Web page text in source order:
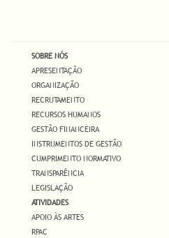
SOBRE NÓS
APRESENTAÇÃO
ORGANIZAÇÃO
RECRUTAMENTO
RECURSOS HUMANOS
GESTÃO FINANCEIRA
INSTRUMENTOS DE GESTÃO
CUMPRIMENTO NORMATIVO
TRANSPARÊNCIA
LEGISLAÇÃO
ATIVIDADES
APOIO ÀS ARTES
RPAC